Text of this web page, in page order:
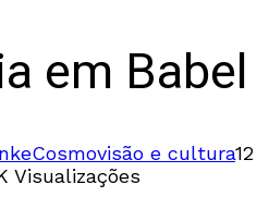
em Babel
Cosmovisão e cultura12
Visualizações